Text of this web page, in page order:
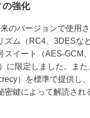
の強化
のバージョンで使用
ズム（RC4、3DESな
スイート（AES-GCM
に限定しました。ま
）を標準で提供し
密鍵によって解読され